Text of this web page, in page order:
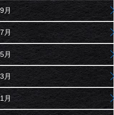
月
月
月
月
月